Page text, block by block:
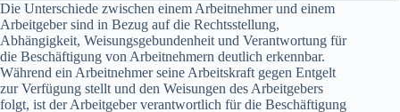
Die Unterschiede zwischen einem Arbeitnehmer und einem
Arbeitgeber sind in Bezug auf die Rechtsstellung,
Abhängigkeit, Weisungsgebundenheit und Verantwortung für
die Beschäftigung von Arbeitnehmern deutlich erkennbar.
Während ein Arbeitnehmer seine Arbeitskraft gegen Entgelt
zur Verfügung stellt und den Weisungen des Arbeitgebers
folgt, ist der Arbeitgeber verantwortlich für die Beschäftigung